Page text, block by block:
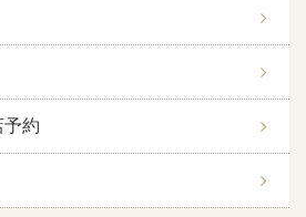
予約